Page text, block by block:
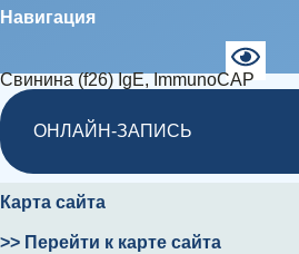
Навигация
Свинина (f26) IgE, ImmunoCAP
ОНЛАЙН-ЗАПИСЬ
Карта сайта
>> Перейти к карте сайта